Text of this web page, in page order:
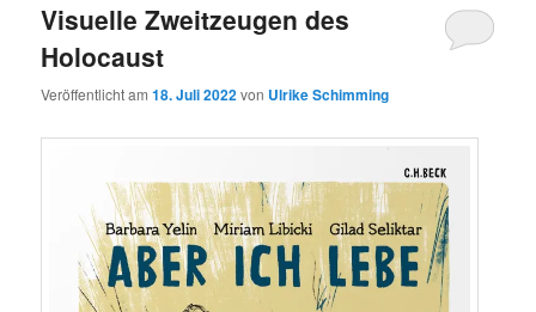
Visuelle Zweitzeugen des
Holocaust
Veröffentlicht am18. Juli 2022von Ulrike Schimming